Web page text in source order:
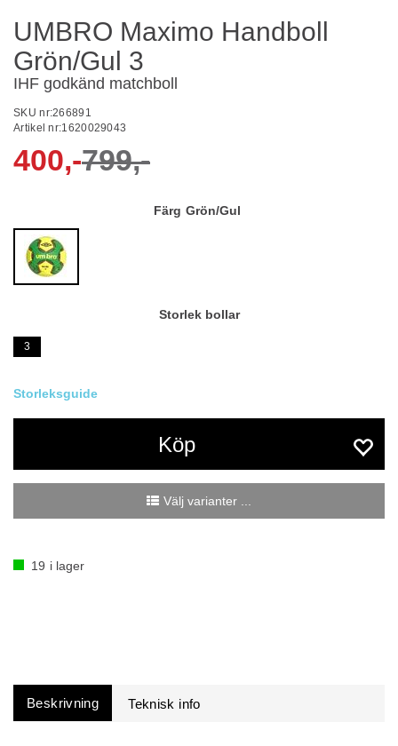
UMBRO Maximo Handboll
Grön/Gul 3
IHF godkänd matchboll
SKU nr:266891
Artikel nr:1620029043
400,-799,-
Färg Grön/Gul
Storlek bollar
3
Köp
Välj varianter ...
19 i lager
Beskrivning